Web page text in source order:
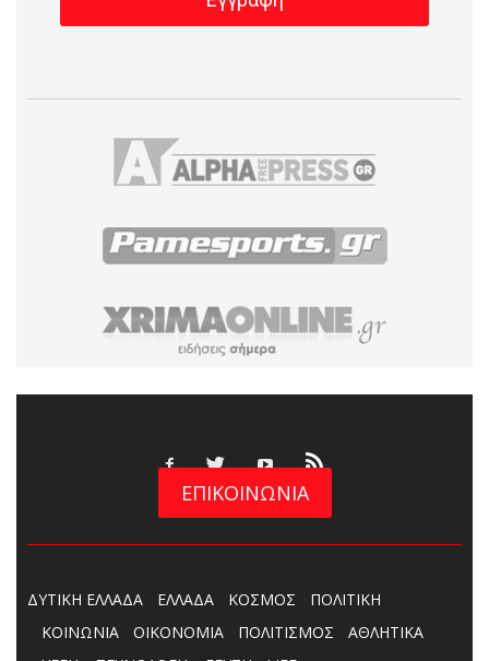
ΕΠΙΚΟΙΝΩΝΙΑ
ΔΥΤΙΚΗ ΕΛΛΑΔΑ ΕΛΛΑΔΑ ΚΟΣΜΟΣ
ΠΟΛΙΤΙΚΗ
ΚΟΙΝΩΝΙΑ
ΟΙΚΟΝΟΜΙΑ ΠΟΛΙΤΙΣΜΟΣ
ΑΘΛΗΤΙΚΑ